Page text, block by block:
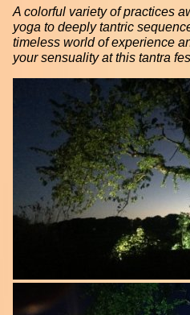
A colorful variety of practices
yoga to deeply tantric
timeless world of experience
your sensuality at this tantra